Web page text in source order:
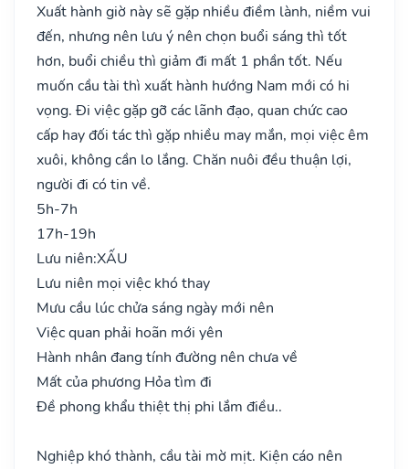
Xuất hành giờ này sẽ gặp nhiều điềm lành, niềm vui
đến, nhưng nên lưu ý nên chọn buổi sáng thì tốt
hơn, buổi chiều thì giảm đi mất 1 phần tốt. Nếu
muốn cầu tài thì xuất hành hướng Nam mới có hi
vọng. Đi việc gặp gỡ các lãnh đạo, quan chức cao
cấp hay đối tác thì gặp nhiều may mắn, mọi việc êm
xuôi, không cần lo lắng. Chăn nuôi đều thuận lợi,
người đi có tin về.
5h-7h
17h-19h
Lưu niên:XẤU
Lưu niên mọi việc khó thay
Mưu cầu lúc chửa sáng ngày mới nên
Việc quan phải hoãn mới yên
Hành nhân đang tính đường nên chưa về
Mất của phương Hỏa tìm đi
Đề phong khẩu thiệt thị phi lắm điều..
Nghiệp khó thành, cầu tài mờ mịt. Kiện cáo nên